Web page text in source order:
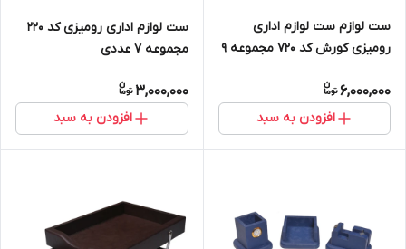
ست لوازم ست لوازم اداری
رومیزی کورش کد 720 مجموعه 9
6,000,000
افزودن به سبد
ست لوازم اداری رومیزی کد ۲۲۰
مجموعه ۷ عددی
3,000,000
افزودن به سبد